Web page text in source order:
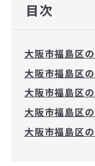
目次
大阪市福島区
大阪市福島区
大阪市福島区
大阪市福島区
大阪市福島区